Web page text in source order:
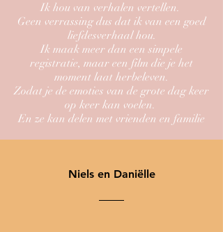
Ik hou van verhalen vertellen.
Geen verrassing dus dat ik van een goed
liefdesverhaal hou.
Ik maak meer dan een simpele
registratie, maar een film die je het
moment laat herbeleven.
Zodat je de emoties van de grote dag keer
op keer kan voelen.
En ze kan delen met vrienden en familie
Niels en Daniëlle